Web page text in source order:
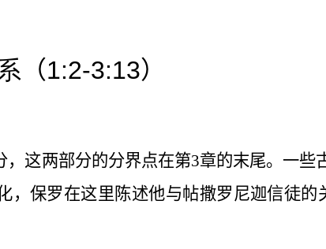
（1:2-3:13）
，这两部分的分界点在第3章的末尾。一些
，保罗在这里陈述他与帖撒罗尼迦信徒